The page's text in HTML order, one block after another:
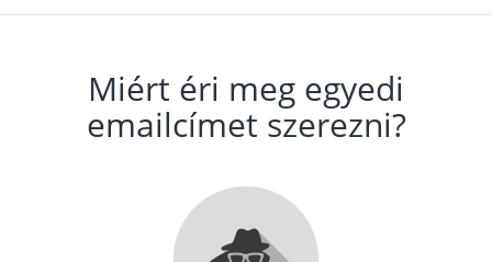
Miért éri meg egyedi
emailcímet szerezni?